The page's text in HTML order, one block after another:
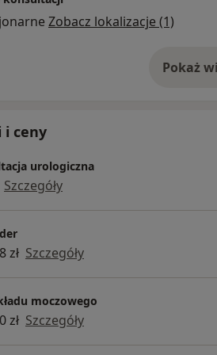
noszącej tytuł: „Wpływ
w buforze o kwasowym
zakresie badań jamy brzusznej
ultrasonografii w urologii.
Zobacz lokalizacje (1)
Pokaż o
i ceny
urologiczna
Szczegóły
zł Szczegóły
moczowego
zł Szczegóły